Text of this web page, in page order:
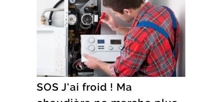
SOS J'ai froid ! Ma